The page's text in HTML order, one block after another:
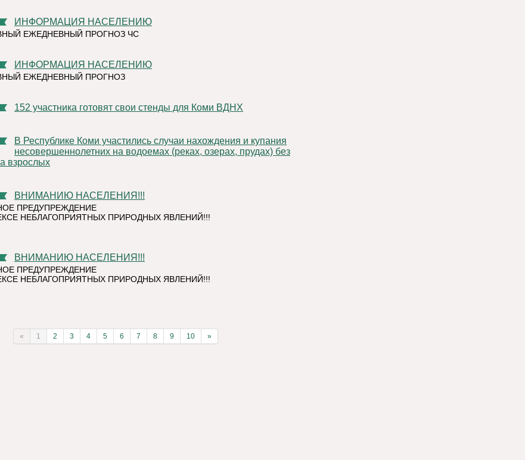
ИНФОРМАЦИЯ НАСЕЛЕНИЮ
ЕЖЕДНЕВНЫЙ ПРОГНОЗ ЧС
ИНФОРМАЦИЯ НАСЕЛЕНИЮ
ЕЖЕДНЕВНЫЙ ПРОГНОЗ
152 участника готовят свои стенды для Коми ВДНХ
В Республике Коми участились случаи нахождения и купания
несовершеннолетних на водоемах (реках, озерах, прудах) без
взрослых
ВНИМАНИЮ НАСЕЛЕНИЯ!!!
ПРЕДУПРЕЖДЕНИЕ
НЕБЛАГОПРИЯТНЫХ ПРИРОДНЫХ ЯВЛЕНИЙ!!!
ВНИМАНИЮ НАСЕЛЕНИЯ!!!
ПРЕДУПРЕЖДЕНИЕ
НЕБЛАГОПРИЯТНЫХ ПРИРОДНЫХ ЯВЛЕНИЙ!!!
« 1 2 3 4 5 6 7 8 9 10 »